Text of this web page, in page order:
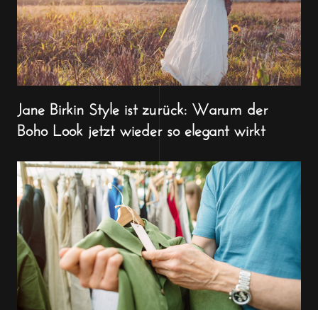
Jane Birkin Style ist zurück: Warum der
Boho Look jetzt wieder so elegant wirkt